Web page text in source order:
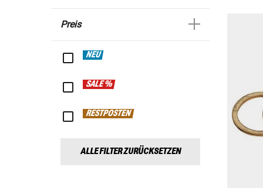
Preis
NEU
SALE %
RESTPOSTEN
ALLE FILTER ZURÜCKSETZEN